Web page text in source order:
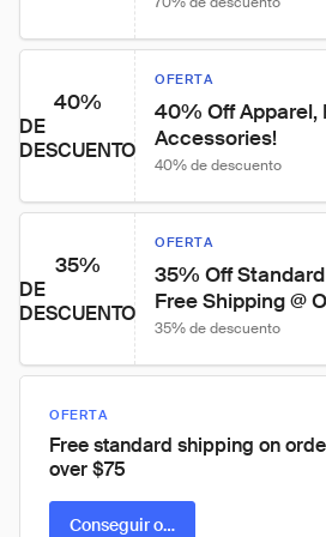
40%
DE
DESCUENTO
OFERTA
40% Off Apparel,
Accessories!
40% de descuento
35%
DE
DESCUENTO
OFERTA
35% Off
Free Shipping @
35% de descuento
OFERTA
Free standard shipping on
over $75
Conseguir oferta